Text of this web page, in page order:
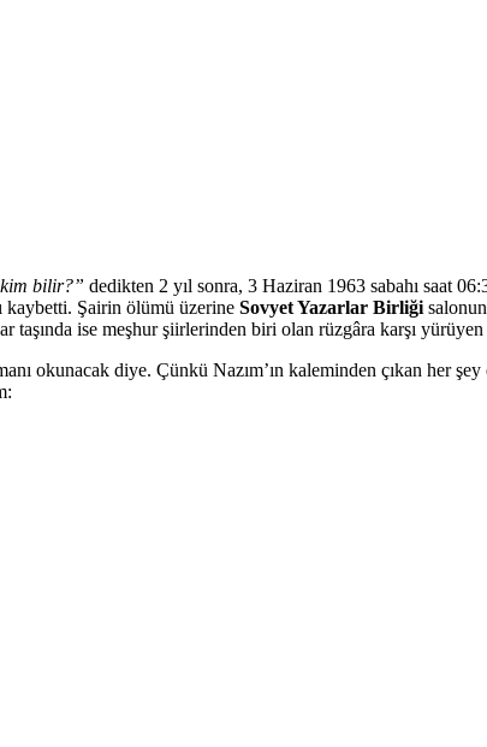
kim bilir?” dedikten 2 yıl sonra, 3 Haziran 1963 sabahı saat
kaybetti. Şairin ölümü üzerine Sovyet Yazarlar Birliği
taşında ise meşhur şiirlerinden biri olan rüzgâra karşı
okunacak diye. Çünkü Nazım’ın kaleminden çıkan her